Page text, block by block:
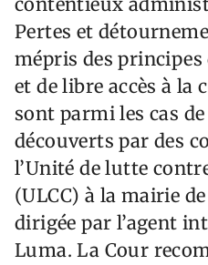
Pertes et
mépris des
et de libre accès à la
sont parmi les cas
découverts par des
l’Unité de lutte
(ULCC) à la mairie
dirigée par l’agent
Luma. La Cour